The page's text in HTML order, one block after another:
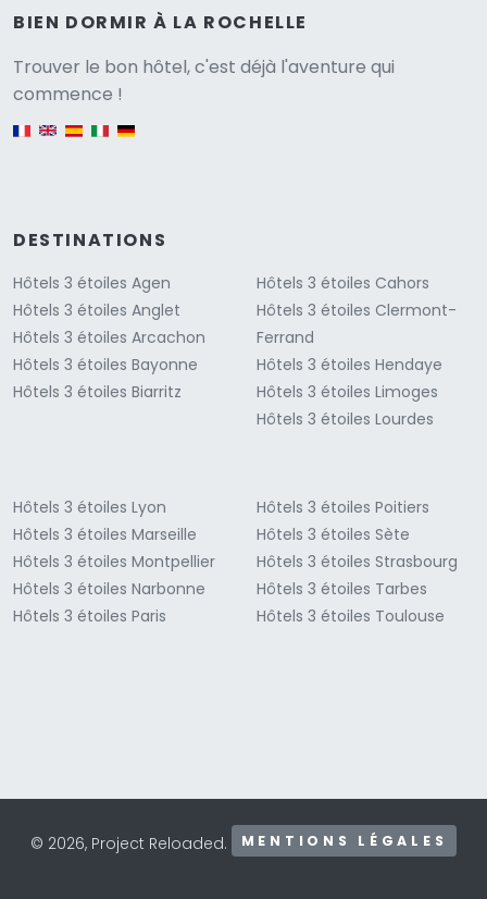
BIEN DORMIR À LA ROCHELLE
Trouver le bon hôtel, c'est déjà l'aventure qui
commence !
DESTINATIONS
Hôtels 3 étoiles Agen
Hôtels 3 étoiles Anglet
Hôtels 3 étoiles Arcachon
Hôtels 3 étoiles Bayonne
Hôtels 3 étoiles Biarritz
Hôtels 3 étoiles Cahors
Hôtels 3 étoiles Clermont-
Ferrand
Hôtels 3 étoiles Hendaye
Hôtels 3 étoiles Limoges
Hôtels 3 étoiles Lourdes
Hôtels 3 étoiles Lyon
Hôtels 3 étoiles Marseille
Hôtels 3 étoiles Montpellier
Hôtels 3 étoiles Narbonne
Hôtels 3 étoiles Paris
Hôtels 3 étoiles Poitiers
Hôtels 3 étoiles Sète
Hôtels 3 étoiles Strasbourg
Hôtels 3 étoiles Tarbes
Hôtels 3 étoiles Toulouse
© 2026, Project Reloaded. MENTIONS LÉGALES